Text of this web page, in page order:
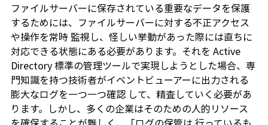
ファイルサーバーに保存されている重要なデータを保護
するためには、ファイルサーバーに対する不正アクセス
や操作を常時 監視し、怪しい挙動があった際には直ちに
対応できる状態にある必要があります。それを Active
Directory 標準の管理ツールで実現しようとした場合、専
門知識を持つ技術者がイベントビューアーに出力される
膨大なログを一つ一つ確認 して、精査していく必要があ
ります。しかし、多くの企業はそのための人的リソース